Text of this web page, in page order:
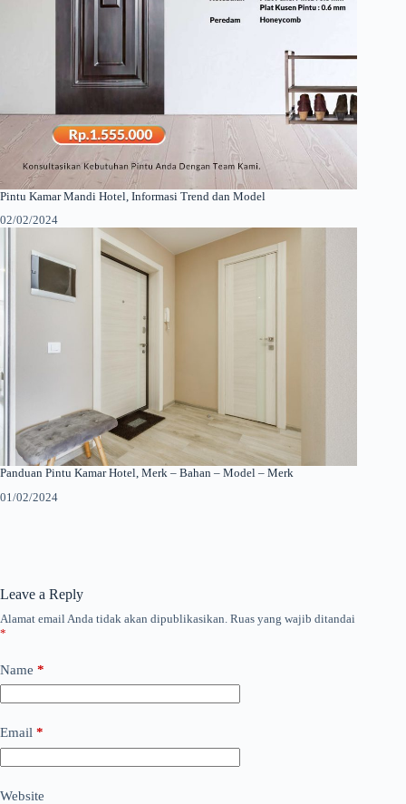
Pintu Kamar Mandi Hotel, Informasi Trend dan Model
02/02/2024
Panduan Pintu Kamar Hotel, Merk – Bahan – Model – Merk
01/02/2024
Leave a Reply
Alamat email Anda tidak akan dipublikasikan. Ruas yang wajib ditandai
*
Name *
Email *
Website